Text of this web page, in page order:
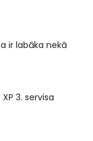
ir labāka nekā
3. servisa